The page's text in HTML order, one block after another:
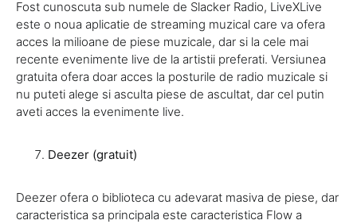
Fost cunoscuta sub numele de Slacker Radio, LiveXLive
este o noua aplicatie de streaming muzical care va ofera
acces la milioane de piese muzicale, dar si la cele mai
recente evenimente live de la artistii preferati. Versiunea
gratuita ofera doar acces la posturile de radio muzicale si
nu puteti alege si asculta piese de ascultat, dar cel putin
aveti acces la evenimente live.
Deezer (gratuit)
Deezer ofera o biblioteca cu adevarat masiva de piese, dar
caracteristica sa principala este caracteristica Flow a